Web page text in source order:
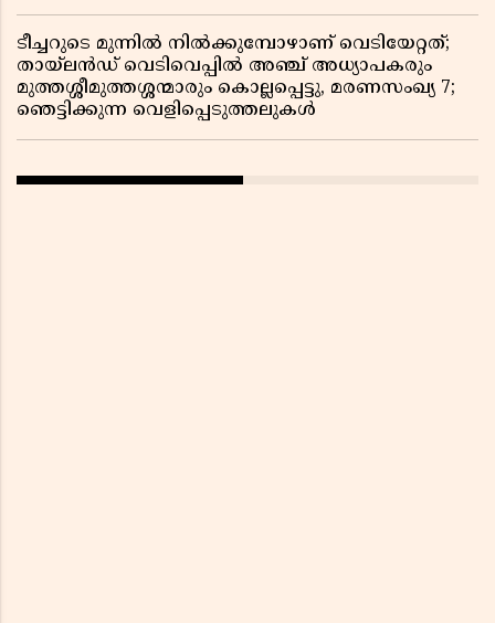
ടീച്ചറുടെ മുന്നിൽ നിൽക്കുമ്പോഴാണ് വെടിയേറ്റത്;
തായ്‌ലൻഡ് വെടിവെപ്പിൽ അഞ്ച് അധ്യാപകരും
മുത്തശ്ശീമുത്തശ്ശന്മാരും കൊല്ലപ്പെട്ടു, മരണസംഖ്യ 7;
ഞെട്ടിക്കുന്ന വെളിപ്പെടുത്തലുകൾ